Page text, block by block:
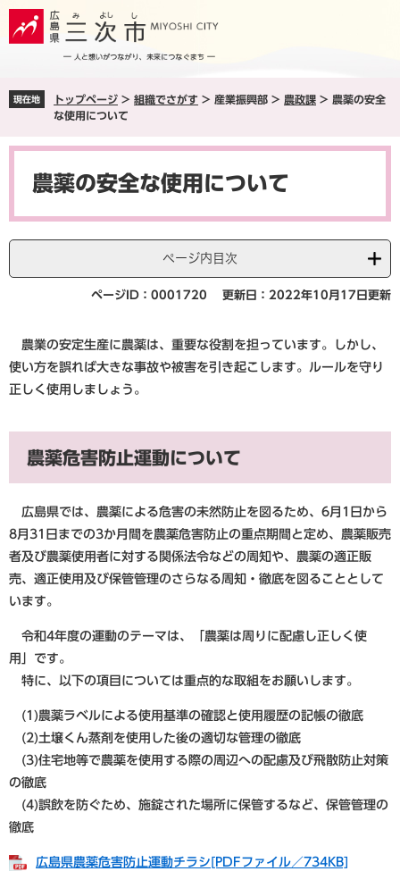
ペ
ジ
メ
ュ
現在地 トップページ > 組織でさがす > 産業振興部 > 農政課 > 農薬の安全
な使用について
本
農薬の安全な使用について
ページ内目次
ページID：0001720 更新日：2022年10月17日更新
農業の安定生産に農薬は、重要な役割を担っています。しかし、
使い方を誤れば大きな事故や被害を引き起こします。ルールを守り
正しく使用しましょう。
農薬危害防止運動について
広島県では、農薬による危害の未然防止を図るため、6月1日から
8月31日までの3か月間を農薬危害防止の重点期間と定め、農薬販売
者及び農薬使用者に対する関係法令などの周知や、農薬の適正販
売、適正使用及び保管管理のさらなる周知・徹底を図ることとして
います。
令和4年度の運動のテーマは、「農薬は周りに配慮し正しく使
用」です。
特に、以下の項目については重点的な取組をお願いします。
(1)農薬ラベルによる使用基準の確認と使用履歴の記帳の徹底
(2)土壌くん蒸剤を使用した後の適切な管理の徹底
(3)住宅地等で農薬を使用する際の周辺への配慮及び飛散防止対策
の徹底
(4)誤飲を防ぐため、施錠された場所に保管するなど、保管管理の
徹底
広島県農薬危害防止運動チラシ[PDFファイル／734KB]